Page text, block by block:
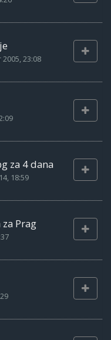
2005, 23:08
za 4 dana
18:59
Prag